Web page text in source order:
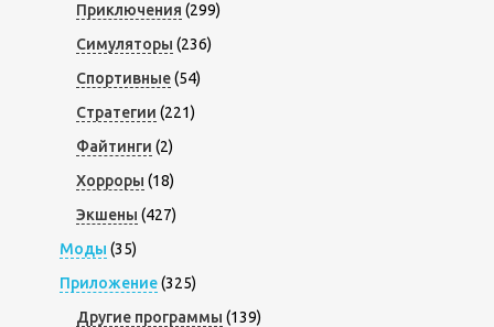
Приключения (299)
Симуляторы (236)
Спортивные(54)
Стратегии (221)
Файтинги (2)
Хорроры (18)
Экшены (427)
Моды (35)
Приложение(325)
Другие программы (139)